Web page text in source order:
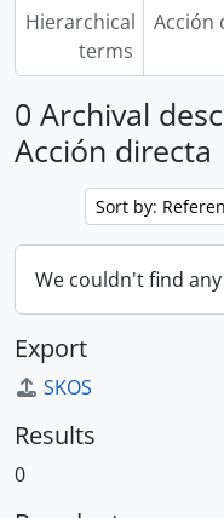
Hierarchical
terms
Acción
0 Archival
Acción directa
Sort by:
We couldn't find
Export
SKOS
Results
0